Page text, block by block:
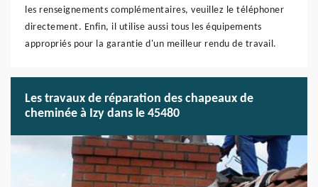
les renseignements complémentaires, veuillez le téléphoner
directement. Enfin, il utilise aussi tous les équipements
appropriés pour la garantie d'un meilleur rendu de travail.
Les travaux de réparation des chapeaux de
cheminée à Izy dans le 45480